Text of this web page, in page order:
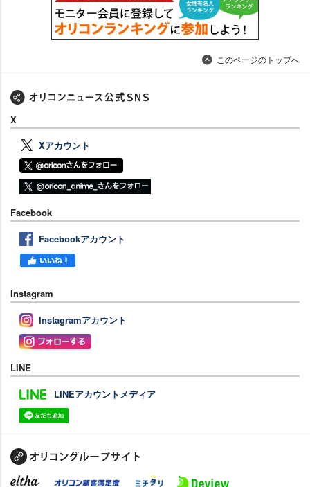
このページのトップへ
X
Xアカウント
Facebook
Facebookアカウント
Instagram
Instagramアカウント
LINE
LINEアカウントメディア